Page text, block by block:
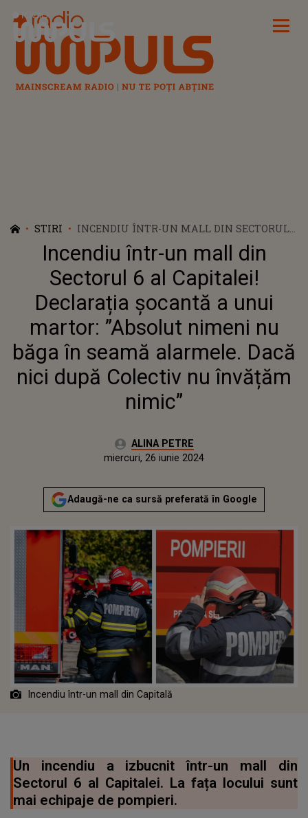
Radio Impuls
STIRI
INCENDIU ÎNTR-UN MALL DIN SECTORUL 6
AL CAPITALEI! DECLARAȚIA ȘOCANTĂ A
UNUI MARTOR: ”ABSOLUT NIMENI NU
BĂGA ÎN SEAMĂ ALARMELE. DACĂ NICI
DUPĂ COLECTIV NU ÎNVĂȚĂM NIMIC”
Incendiu într-un mall din
Sectorul 6 al Capitalei!
Declarația șocantă a unui
martor: ”Absolut nimeni nu
băga în seamă alarmele. Dacă
nici după Colectiv nu învățăm
nimic”
Autor:ALINA PETRE
Actualizat:
miercuri, 26 iunie 2024
Adaugă-ne ca sursă preferată în Google
Incendiu într-un mall din Capitală
Un incendiu a izbucnit într-un mall din
Sectorul 6 al Capitalei. La fața locului sunt
mai echipaje de pompieri.